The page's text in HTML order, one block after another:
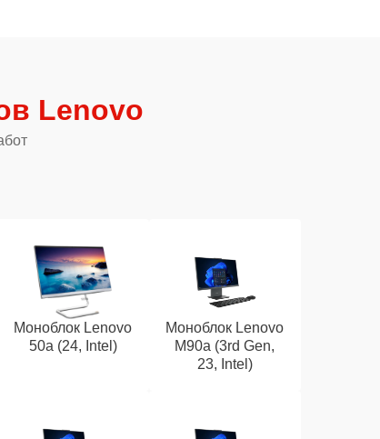
Lenovo
Моноблок Lenovo
50a (24, Intel)
Моноблок Lenovo
M90a (3rd Gen,
23, Intel)